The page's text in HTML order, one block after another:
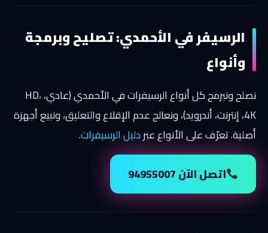
الرسيفر في الأحمدي: تصليح وبرمجة
وأنواع
نصلح ونبرمج كل أنواع الرسيفرات في الأحمدي (عادي، HD،
4K، إنترنت، أندرويد)، ونعالج عدم الإقلاع والتعليق، ونبيع أجهزة
أصلية. تعرّف على الأنواع عبردليل الرسيفرات.
اتصل الآن 94955007